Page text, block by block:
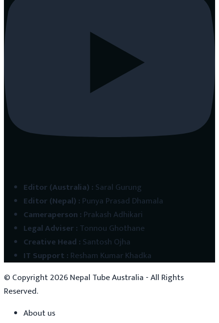
Editor (Australia) : Saral Gurung
Editor (Nepal) : Punya Prasad Dhamala
Cameraperson : Prakash Adhikari
Legal Adviser: Tonnou Ghothane
Creative Head : Santosh Ojha
IT Support : Resham Kumar Khadka
© Copyright2026Nepal Tube Australia - All Rights
Reserved.
About us